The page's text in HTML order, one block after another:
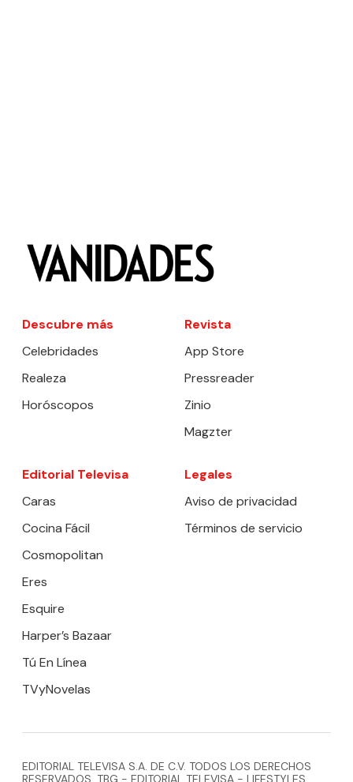
Descubre más
Celebridades
Realeza
Horóscopos
Revista
App Store
Pressreader
Zinio
Magzter
Editorial Televisa
Caras
Cocina Fácil
Cosmopolitan
Eres
Esquire
Harper’s Bazaar
Tú En Línea
TVyNovelas
Legales
Aviso de privacidad
Términos de servicio
EDITORIAL TELEVISA S.A. DE C.V. TODOS LOS DERECHOS
RESERVADOS. TBG - EDITORIAL TELEVISA - LIFESTYLES